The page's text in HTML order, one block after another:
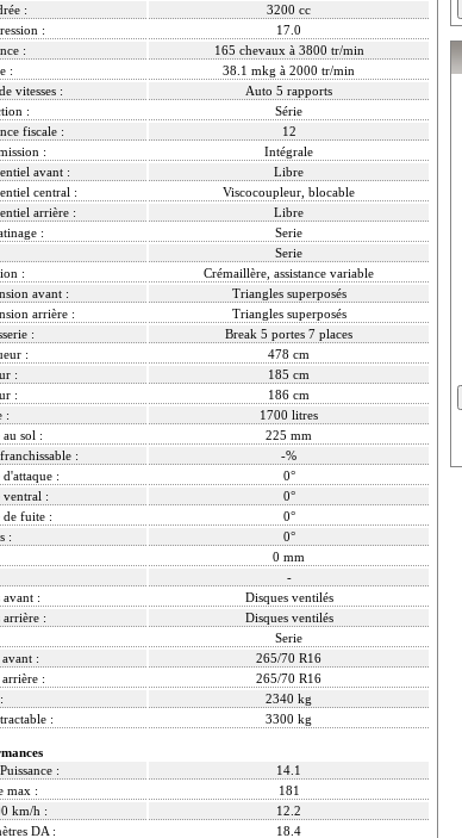
:
3200 cc
:
17.0
:
165 chevaux à 3800 tr/min
:
38.1 mkg à 2000 tr/min
vitesses :
Auto 5 rapports
:
Série
fiscale :
12
:
Intégrale
avant :
Libre
central :
Viscocoupleur, blocable
arrière :
Libre
:
Serie
Serie
:
Crémaillère, assistance variable
avant :
Triangles superposés
arrière :
Triangles superposés
:
Break 5 portes 7 places
:
478 cm
:
185 cm
:
186 cm
:
1700 litres
au sol :
225 mm
:
-%
:
0°
ventral :
0°
de fuite :
0°
:
0°
0 mm
-
avant :
Disques ventilés
arrière :
Disques ventilés
Serie
avant :
265/70 R16
arrière :
265/70 R16
2340 kg
:
3300 kg
:
14.1
max :
181
km/h :
12.2
DA :
18.4